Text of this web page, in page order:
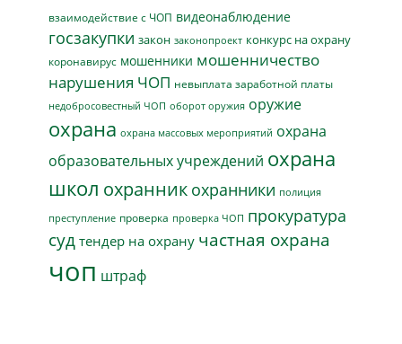
взаимодействие с ЧОП видеонаблюдение
госзакупки закон законопроект конкурс на охрану
коронавирус мошенники мошенничество
нарушения ЧОП невыплата заработной платы
недобросовестный ЧОП оборот оружия оружие
охрана охрана массовых мероприятий охрана
образовательных учреждений охрана
школ охранник охранники полиция
преступление проверка проверка ЧОП прокуратура
суд тендер на охрану частная охрана
чоп штраф